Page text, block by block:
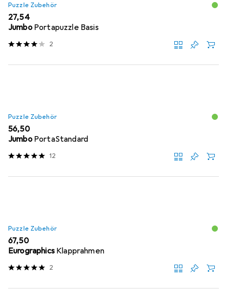
Puzzle Zubehör
EUR
27,54
Jumbo Portapuzzle Basis
2
Puzzle Zubehör
EUR
56,50
Jumbo PortaStandard
12
Puzzle Zubehör
EUR
67,50
Eurographics Klapprahmen
2